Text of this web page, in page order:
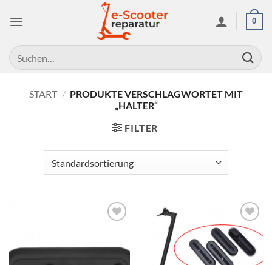
Inhalt
0
Suchen
nach:
START / PRODUKTE VERSCHLAGWORTET MIT
„HALTER“
FILTER
Auf die
Wunschliste